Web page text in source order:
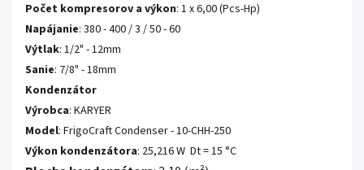
Počet kompresorov a výkon: 1 x 6,00 (Pcs-Hp)
Napájanie: 380 - 400 / 3 / 50 - 60
Výtlak: 1/2" - 12mm
Sanie: 7/8" - 18mm
Kondenzátor
Výrobca: KARYER
Model: FrigoCraft Condenser - 10-CHH-250
Výkon kondenzátora: 25,216 W Dt = 15 °C